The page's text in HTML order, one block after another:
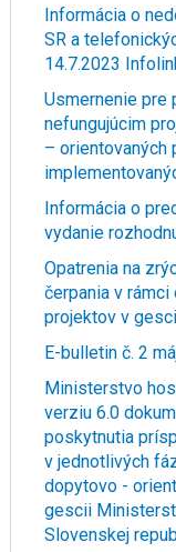
Informácia o
SR a
14.7.2023
Usmernenie pre
nefungujúcim
– orientovaných
Informácia o
vydanie
Opatrenia na
čerpania v
projektov v
E-bulletin č. 2
Ministerstvo
verziu 6.0
poskytnutia
v jednotlivých
dopytovo -
gescii
Slovenskej